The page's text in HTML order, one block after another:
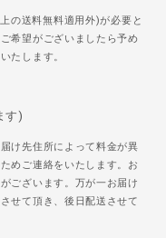
の送料無料適用外)が必要と
希望がございましたら予め
たします。
す)
け先住所によって料金が異
めご連絡をいたします。お
ございます。万が一お届け
せて頂き、後日配送させて